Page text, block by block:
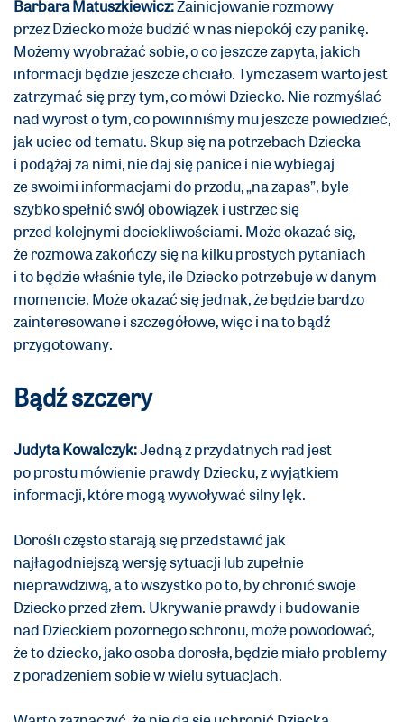
Barbara Matuszkiewicz:Zainicjowanie rozmowy
przez Dziecko może budzić w nas niepokój czy panikę.
Możemy wyobrażać sobie, o co jeszcze zapyta, jakich
informacji będzie jeszcze chciało. Tymczasem warto jest
zatrzymać się przy tym, co mówi Dziecko. Nie rozmyślać
nad wyrost o tym, co powinniśmy mu jeszcze powiedzieć,
jak uciec od tematu. Skup się na potrzebach Dziecka
i podążaj za nimi, nie daj się panice i nie wybiegaj
ze swoimi informacjami do przodu, „na zapas”, byle
szybko spełnić swój obowiązek i ustrzec się
przed kolejnymi dociekliwościami. Może okazać się,
że rozmowa zakończy się na kilku prostych pytaniach
i to będzie właśnie tyle, ile Dziecko potrzebuje w danym
momencie. Może okazać się jednak, że będzie bardzo
zainteresowane i szczegółowe, więc i na to bądź
przygotowany.
Bądź szczery
Judyta Kowalczyk:Jedną z przydatnych rad jest
po prostu mówienie prawdy Dziecku, z wyjątkiem
informacji, które mogą wywoływać silny lęk.
Dorośli często starają się przedstawić jak
najłagodniejszą wersję sytuacji lub zupełnie
nieprawdziwą, a to wszystko po to, by chronić swoje
Dziecko przed złem. Ukrywanie prawdy i budowanie
nad Dzieckiem pozornego schronu, może powodować,
że to dziecko, jako osoba dorosła, będzie miało problemy
z poradzeniem sobie w wielu sytuacjach.